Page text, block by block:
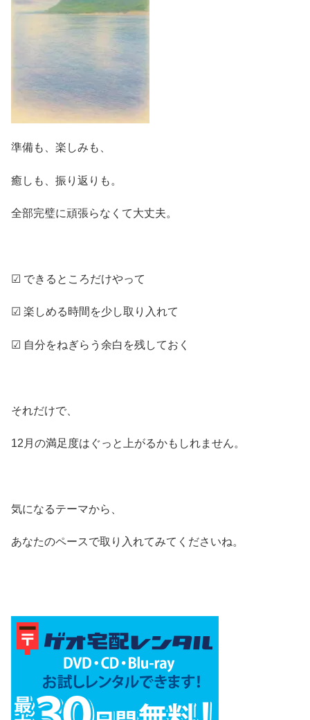
準備も、楽しみも、
癒しも、振り返りも。
全部完璧に頑張らなくて大丈夫。
☑ できるところだけやって
☑ 楽しめる時間を少し取り入れて
☑ 自分をねぎらう余白を残しておく
それだけで、
12月の満足度はぐっと上がるかもしれません。
気になるテーマから、
あなたのペースで取り入れてみてくださいね。